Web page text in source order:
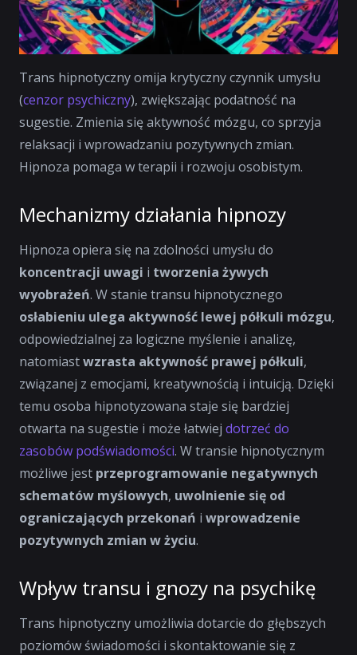
Trans hipnotyczny omija krytyczny czynnik umysłu
(cenzor psychiczny), zwiększając podatność na
sugestie. Zmienia się aktywność mózgu, co sprzyja
relaksacji i wprowadzaniu pozytywnych zmian.
Hipnoza pomaga w terapii i rozwoju osobistym.
Mechanizmy działania hipnozy
Hipnoza opiera się na zdolności umysłu do
koncentracji uwagi i tworzenia żywych
wyobrażeń. W stanie transu hipnotycznego
osłabieniu ulega aktywność lewej półkuli mózgu,
odpowiedzialnej za logiczne myślenie i analizę,
natomiastwzrasta aktywność prawej półkuli,
związanej z emocjami, kreatywnością i intuicją. Dzięki
temu osoba hipnotyzowana staje się bardziej
otwarta na sugestie i może łatwiej dotrzeć do
zasobów podświadomości. W transie hipnotycznym
możliwe jest przeprogramowanie negatywnych
schematów myślowych, uwolnienie się od
ograniczających przekonań i wprowadzenie
pozytywnych zmian w życiu.
Wpływ transu i gnozy na psychikę
Trans hipnotyczny umożliwia dotarcie do głębszych
poziomów świadomości i skontaktowanie się z